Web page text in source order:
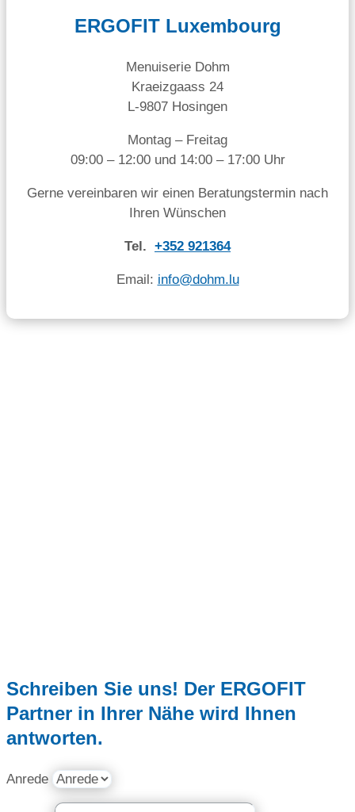
ERGOFIT Luxembourg
Menuiserie Dohm
Kraeizgaass 24
L-9807 Hosingen
Montag – Freitag
09:00 – 12:00 und 14:00 – 17:00 Uhr
Gerne vereinbaren wir einen Beratungstermin nach
Ihren Wünschen
Tel. +352 921364
Email: info@dohm.lu
Schreiben Sie uns! Der ERGOFIT
Partner in Ihrer Nähe wird Ihnen
antworten.
Anrede